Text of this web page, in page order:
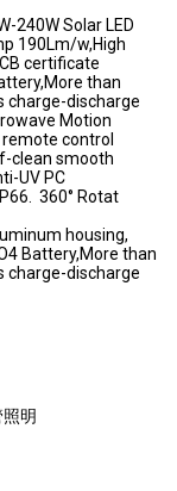
240W Solar LED
190Lm/w,High
certificate
than
charge-discharge
Motion
control
clean smooth
UV PC
360° Rotat
housing,
Battery,More than
charge-discharge
明